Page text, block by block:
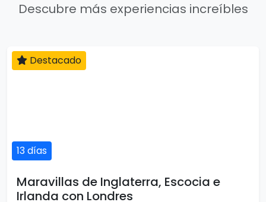
Descubre más experiencias increíbles
13 días
Destacado
Maravillas de Inglaterra, Escocia e
Irlanda con Londres